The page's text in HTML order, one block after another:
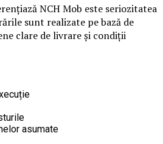
NCH Mob este seriozitatea
sunt realizate pe bază de
clare de livrare și condiții
asumate